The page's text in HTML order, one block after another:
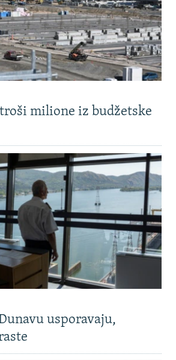
milione iz budžetske
usporavaju,